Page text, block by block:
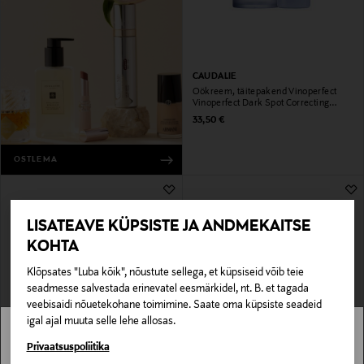
LISATEAVE KÜPSISTE JA ANDMEKAITSE
KOHTA
Klõpsates "Luba kõik", nõustute sellega, et küpsiseid võib teie
seadmesse salvestada erinevatel eesmärkidel, nt. B. et tagada
veebisaidi nõuetekohane toimimine. Saate oma küpsiste seadeid
igal ajal muuta selle lehe allosas.
Privaatsuspoliitika
OSTLEMA
CAUDALIE
Öökreem, täitepakend Vinoperfect
Vinoperfect Dark Spot Correcting
Glycolic Night Cream Refill
Original Price
33,50 €
CLARINS
Stockmann pole Sinu riigis saadaval.